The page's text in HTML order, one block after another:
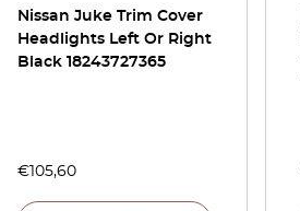
Nissan Juke Trim Cover
Headlights Left Or Right
Black 18243727365
€ 105,60